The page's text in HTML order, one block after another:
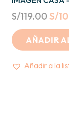
S/119.00
was:
S/
S/
AÑADIR
Añadir a la